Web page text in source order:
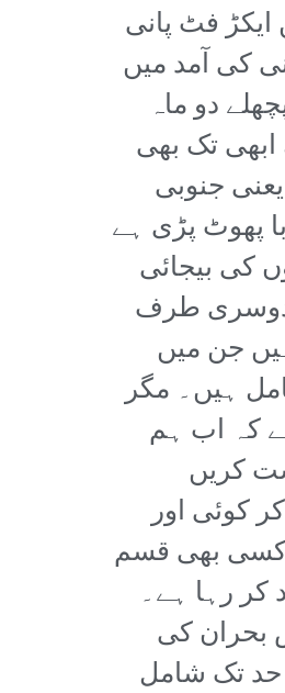
کے مطابق اس سال انڈس واٹر ایریگیشن سسٹم میں 2.102 ملین ایکڑ فٹ پانی
سال پانی کی آمد میں
دو ماہ
تک بھی
جنوبی
پھوٹ پڑی ہے
کی بیجائی
دوسری طرف
جن میں
ہیں۔ مگر
کہ اب ہم
کریں
کوئی اور
کسی بھی قسم
رہا ہے۔
بحران کی
حد تک شامل